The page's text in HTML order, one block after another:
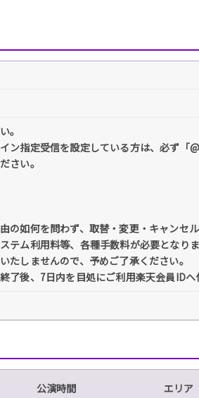
。
ン指定受信を設定している方は、必ず
さい。
如何を問わず、取替・変更・キャンセル
ム利用料等、各種手数料が必要となりま
しませんので、予めご了承ください。
後、7日内を目処にご利用楽天会員IDへ
公演時間 エリア